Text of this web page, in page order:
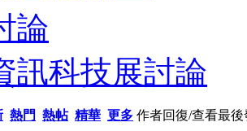
論
訊科技展討論
熱門 熱帖 精華 更多 作者回復/查看最後